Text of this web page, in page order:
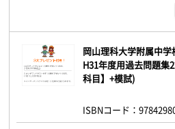
岡山理科大学附属中学
H31年度用過去問題集
科目】+模試)
ISBNコード：